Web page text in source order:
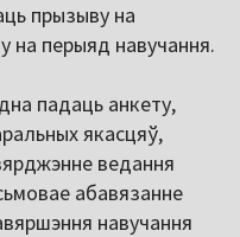
прызыву на
на перыяд навучання.
падаць анкету,
якасцяў,
ведання
абавязанне
навучання